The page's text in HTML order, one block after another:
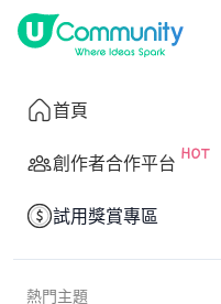
首頁
創作者合作平台
試用獎賞專區
熱門主題